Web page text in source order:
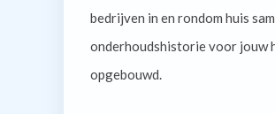
bedrijven in en rondom huis
onderhoudshistorie voor jouw
opgebouwd.